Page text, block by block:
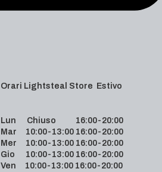
Orari Lightsteal Store Estivo
Lun Chiuso 16:00-20:00
Mar 10:00-13:00 16:00-20:00
Mer 10:00-13:00 16:00-20:00
Gio 10:00-13:00 16:00-20:00
Ven 10:00-13:00 16:00-20:00